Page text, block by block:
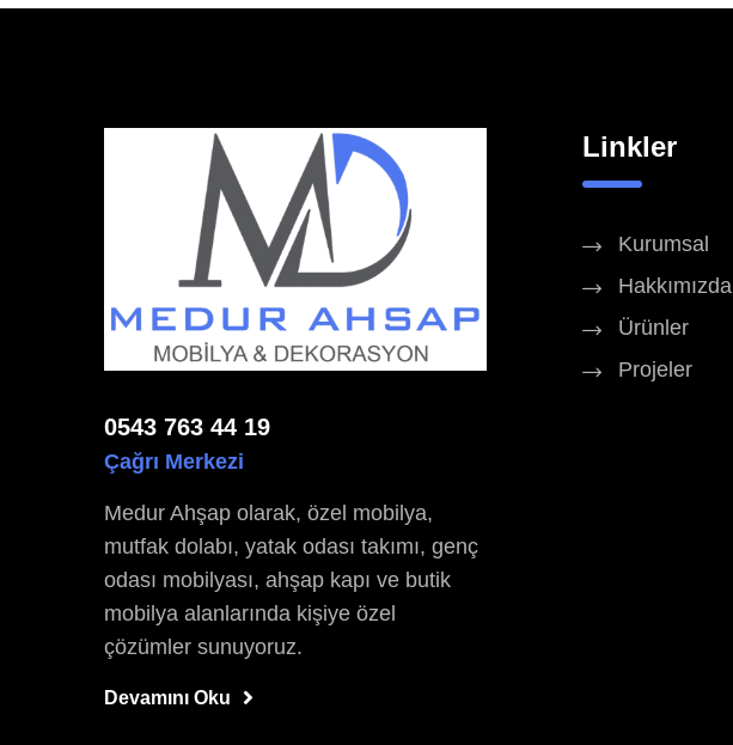
0543 763 44 19
Çağrı Merkezi
Medur Ahşap olarak, özel mobilya,
mutfak dolabı, yatak odası takımı, genç
odası mobilyası, ahşap kapı ve butik
mobilya alanlarında kişiye özel
çözümler sunuyoruz.
Devamını Oku
Linkler
Kurumsal
Hakkımızda
Ürünler
Projeler